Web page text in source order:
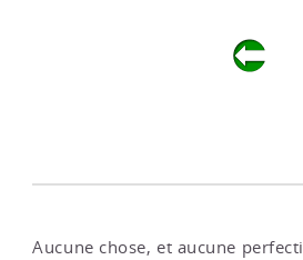
Aucune chose, et aucune